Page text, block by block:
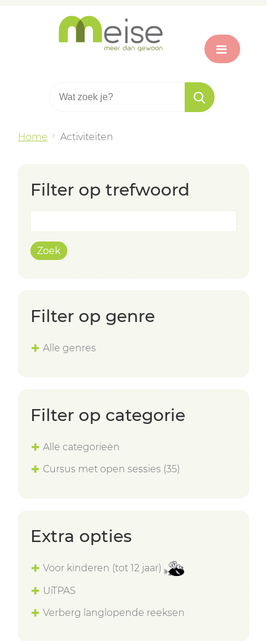
Home Activiteiten
Filter op trefwoord
Filter op genre
Alle genres
Filter op categorie
Alle categorieën
Cursus met open sessies (35)
Extra opties
Voor kinderen (tot 12 jaar)
UiTPAS
Verberg langlopende reeksen